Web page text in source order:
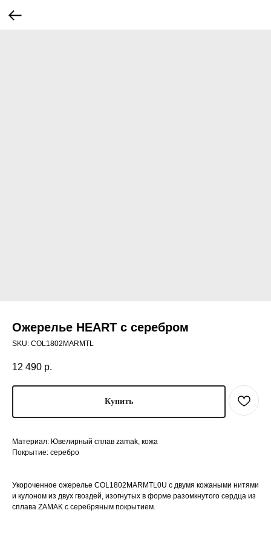
Ожерелье HEART с серебром
SKU: COL1802MARMTL
12 490 р.
Купить
Материал: Ювелирный сплав zamak, кожа
Покрытие: серебро
Укороченное ожерелье COL1802MARMTL0U с двумя кожаными нитями
и кулоном из двух гвоздей, изогнутых в форме разомкнутого сердца из
сплава ZAMAK с серебряным покрытием.